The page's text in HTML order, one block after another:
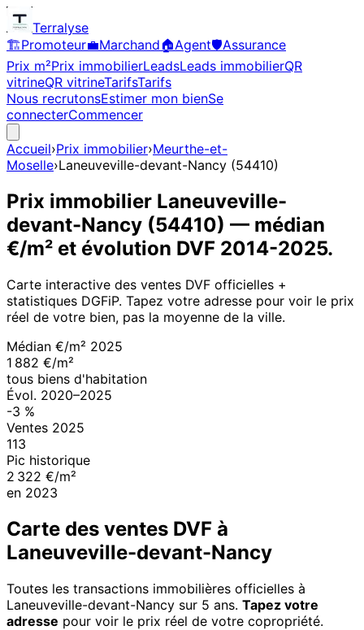
Terralyse
🏗️Promoteur💼Marchand🏠Agent🛡️Assurance
Prix m²Prix immobilierLeadsLeads immobilierQR
vitrineQR vitrineTarifsTarifs
Nous recrutonsEstimer mon bienSe
connecterCommencer
Accueil›Prix immobilier›Meurthe-et-
Moselle›Laneuveville-devant-Nancy (54410)
Prix immobilier Laneuveville-
devant-Nancy (54410) — médian
€/m² et évolution DVF 2014-2025.
Carte interactive des ventes DVF officielles +
statistiques DGFiP. Tapez votre adresse pour voir le prix
réel de votre bien, pas la moyenne de la ville.
Médian €/m² 2025
1 882 €/m²
tous biens d'habitation
Évol. 2020–2025
-3 %
Ventes 2025
113
Pic historique
2 322 €/m²
en 2023
Carte des ventes DVF à
Laneuveville-devant-Nancy
Toutes les transactions immobilières officielles à
Laneuveville-devant-Nancy sur 5 ans. Tapez votre
adresse pour voir le prix réel de votre copropriété.